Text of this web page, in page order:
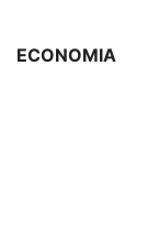
ECONOMIA